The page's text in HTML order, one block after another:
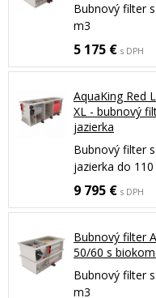
Bubnový filter
m3
5 175 € s DPH
AquaKing Red
XL - bubnový
jazierka
Bubnový filter
jazierka do
9 795 € s DPH
Bubnový filter
50/60 s
Bubnový filter
m3